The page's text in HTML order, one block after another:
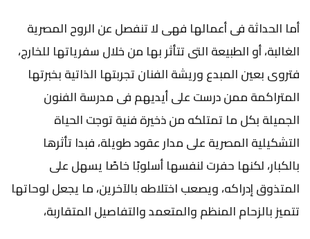
أما الحداثة فى أعمالها فهى لا تنفصل عن الروح المصرية
الغالبة، أو الطبيعة التى تتأثر بها من خلال سفرياتها للخارج،
فتروى بعين المبدع وريشة الفنان تجربتها الذاتية بخبرتها
المتراكمة ممن درست على أيديهم فى مدرسة الفنون
الجميلة بكل ما تمتلكه من ذخيرة فنية توجت الحياة
التشكيلية المصرية على مدار عقود طويلة، فبدا تأثرها
بالكبار، لكنها حفرت لنفسها أسلوبًا خاصًا يسهل على
المتذوق إدراكه، ويصعب اختلاطه بالآخرين، ما يجعل لوحاتها
تتميز بالزحام المنظم والمتعمد والتفاصيل المتقاربة،